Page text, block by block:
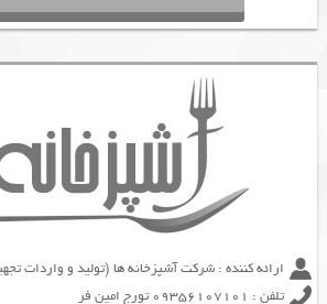
ارائه کننده : شرکت آشپزخانه ها (تولید و واردات
تلفن : 09356107101 تورج امین فر